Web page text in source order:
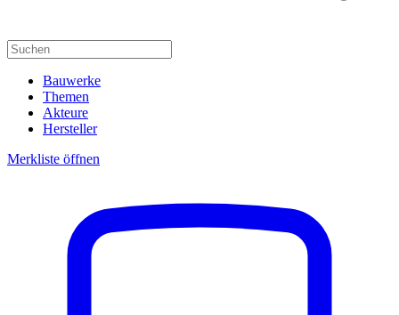
Bauwerke
Themen
Akteure
Hersteller
Merkliste öffnen